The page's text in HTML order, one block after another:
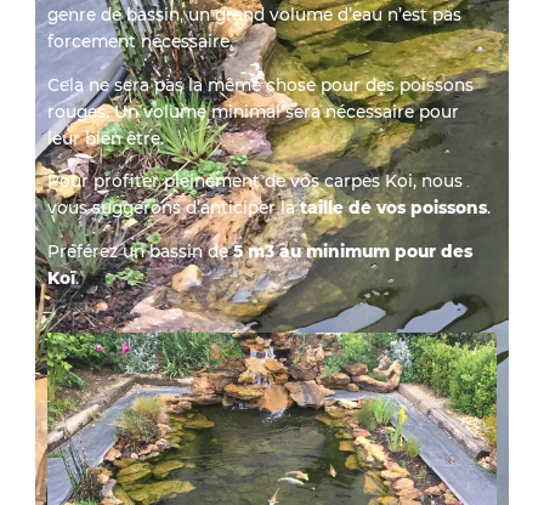
genre de bassin, un grand volume d’eau n’est pas
forcement nécessaire.
Cela ne sera pas la même chose pour des poissons
rouges. Un volume minimal sera nécessaire pour
leur bien être.
Pour profiter pleinement de vos carpes Koi, nous
vous suggérons d’anticiper lataille de vos poissons.
Préférez un bassin de5 m3 au minimum pour des
Koï.